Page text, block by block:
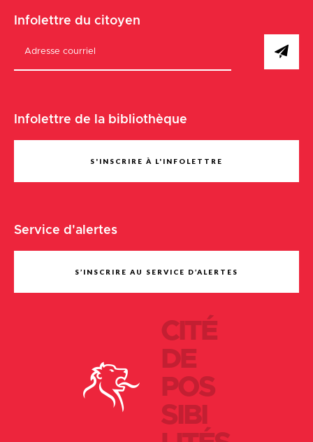
CITÉ
DE
POS
SIBI
Infolettre du citoyen
Infolettre de la bibliothèque
S'INSCRIRE À L'INFOLETTRE
Service d'alertes
S’INSCRIRE AU SERVICE D’ALERTES